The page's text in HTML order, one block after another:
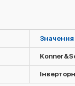
Значення